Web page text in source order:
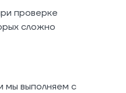
проверке
сложно
мы выполняем с